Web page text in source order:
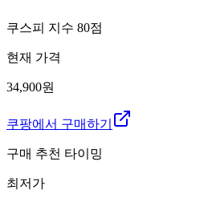
쿠스피 지수 80점
현재 가격
34,900원
쿠팡에서 구매하기
구매 추천 타이밍
최저가